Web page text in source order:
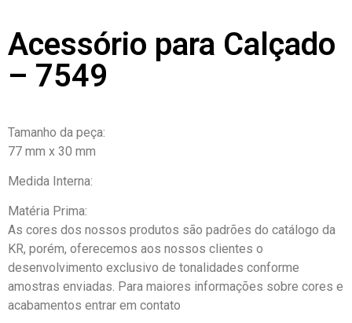
Acessório para Calçado
– 7549
Tamanho da peça:
77 mm x 30 mm
Medida Interna:
Matéria Prima:
As cores dos nossos produtos são padrões do catálogo da
KR, porém, oferecemos aos nossos clientes o
desenvolvimento exclusivo de tonalidades conforme
amostras enviadas. Para maiores informações sobre cores e
acabamentos entrar em contato